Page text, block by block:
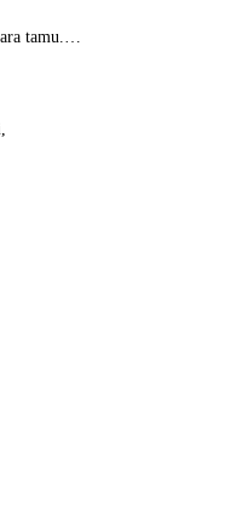
tamu.…